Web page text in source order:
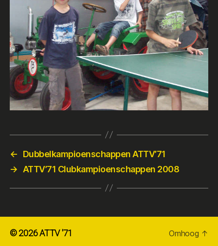
←
Dubbelkampioenschappen ATTV’71
→
ATTV’71 Clubkampioenschappen 2008
© 2026ATTV '71 Omhoog ↑